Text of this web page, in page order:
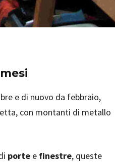
e di nuovo da febbraio,
con montanti di metallo
porte e finestre, queste